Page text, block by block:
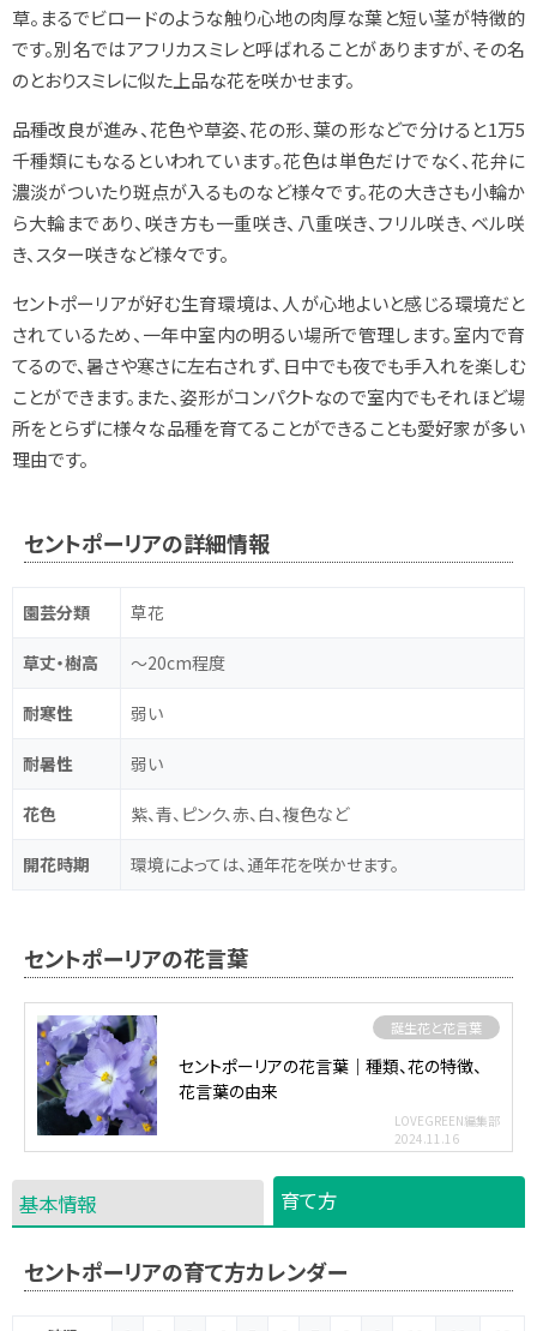
草。まるでビロードのような触り心地の肉厚な葉と短い茎が特徴的
です。別名ではアフリカスミレと呼ばれることがありますが、その名
のとおりスミレに似た上品な花を咲かせます。
品種改良が進み、花色や草姿、花の形、葉の形などで分けると1万5
千種類にもなるといわれています。花色は単色だけでなく、花弁に
濃淡がついたり斑点が入るものなど様々です。花の大きさも小輪か
ら大輪まであり、咲き方も一重咲き、八重咲き、フリル咲き、ベル咲
き、スター咲きなど様々です。
セントポーリアが好む生育環境は、人が心地よいと感じる環境だと
されているため、一年中室内の明るい場所で管理します。室内で育
てるので、暑さや寒さに左右されず、日中でも夜でも手入れを楽しむ
ことができます。また、姿形がコンパクトなので室内でもそれほど場
所をとらずに様々な品種を育てることができることも愛好家が多い
理由です。
セントポーリアの詳細情報
園芸分類 草花
草丈・樹高 ～20cm程度
耐寒性 弱い
耐暑性 弱い
花色 紫、青、ピンク、赤、白、複色など
開花時期 環境によっては、通年花を咲かせます。
セントポーリアの花言葉
誕生花と花言葉
セントポーリアの花言葉｜種類、花の特徴、
花言葉の由来
LOVEGREEN編集部
2024.11.16
基本情報 育て方
セントポーリアの育て方カレンダー